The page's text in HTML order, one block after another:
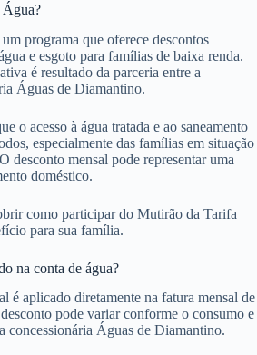
Água?
programa que oferece descontos
e esgoto para famílias de baixa renda.
é resultado da parceria entre a
Águas de Diamantino.
o acesso à água tratada e ao saneamento
especialmente das famílias em situação
desconto mensal pode representar uma
doméstico.
como participar do Mutirão da Tarifa
para sua família.
na conta de água?
é aplicado diretamente na fatura mensal de
pode variar conforme o consumo e
concessionária Águas de Diamantino.